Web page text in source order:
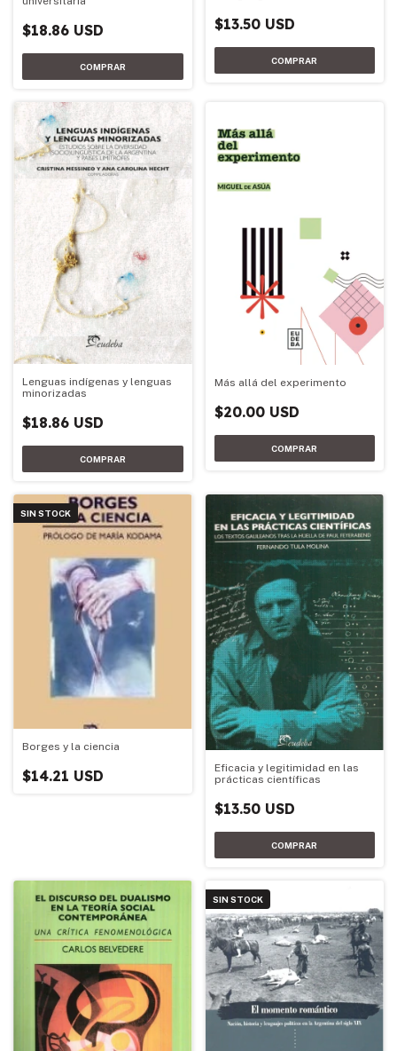
$18.86 USD $13.50 USD
Lenguas indígenas y lenguas
minorizadas
$18.86 USD
Más allá del experimento
$20.00 USD
SIN STOCK
Borges y la ciencia
$14.21 USD
Eficacia y legitimidad en las
prácticas científicas
$13.50 USD
SIN STOCK